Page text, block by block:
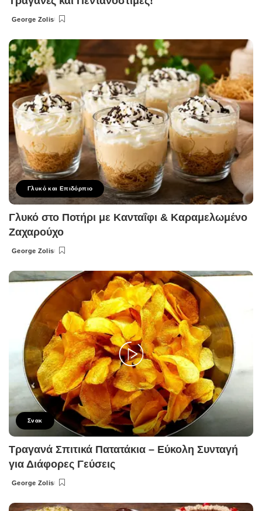
Posted
George Zolis
Γλυκό και Επιδόρπιο
Γλυκό στο Ποτήρι με Κανταΐφι & Καραμελωμένο
Ζαχαρούχο
Posted
George Zolis
Σνακ
Τραγανά Σπιτικά Πατατάκια – Εύκολη Συνταγή
για Διάφορες Γεύσεις
Posted
George Zolis